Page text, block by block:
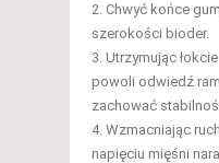
Chwyć końce
szerokości bioder.
Utrzymując
powoli odwiedź
zachować
Wzmacniając
napięciu mięśni